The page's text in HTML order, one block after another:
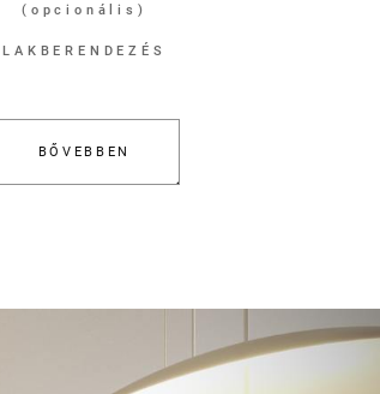
(opcionális)
LAKBERENDEZÉS
BŐVEBBEN